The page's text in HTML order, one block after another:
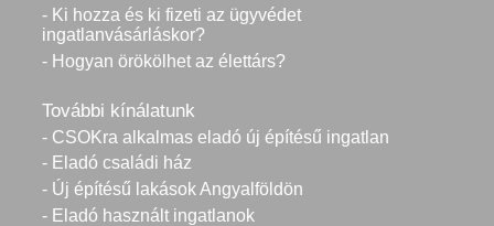
- Ki hozza és ki fizeti az ügyvédet
ingatlanvásárláskor?
- Hogyan örökölhet az élettárs?
További kínálatunk
- CSOKra alkalmas eladó új építésű ingatlan
- Eladó családi ház
- Új építésű lakások Angyalföldön
- Eladó használt ingatlanok